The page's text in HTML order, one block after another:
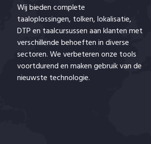
Wij bieden complete
taaloplossingen, tolken,lokalisatie,
DTP en taalcursussen aan klanten met
verschillende behoeften in diverse
sectoren. We verbeteren onze tools
voortdurend en maken gebruik van de
nieuwste technologie.